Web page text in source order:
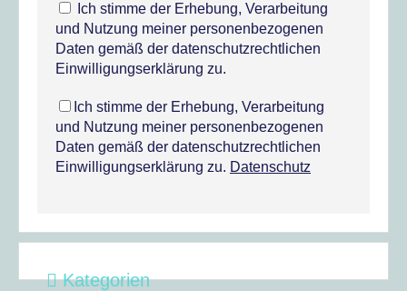
Ich stimme der Erhebung, Verarbeitung
und Nutzung meiner personenbezogenen
Daten gemäß der datenschutzrechtlichen
Einwilligungserklärung zu.
Ich stimme der Erhebung, Verarbeitung
und Nutzung meiner personenbezogenen
Daten gemäß der datenschutzrechtlichen
Einwilligungserklärung zu. Datenschutz
Kategorien